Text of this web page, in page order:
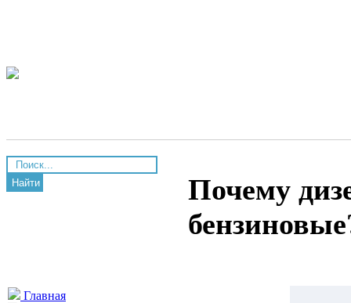
Найти
Главная
Почему